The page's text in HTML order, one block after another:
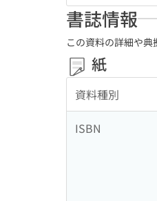
書誌情報
この資料の詳細や典
紙
資料種別
ISBN